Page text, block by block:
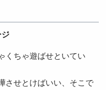
くちゃ遊ばせといてい
させとけばいい、そこで